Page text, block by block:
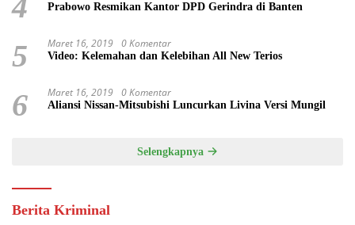
Prabowo Resmikan Kantor DPD Gerindra di Banten
5 Maret 16, 2019 0 Komentar
Video: Kelemahan dan Kelebihan All New Terios
6 Maret 16, 2019 0 Komentar
Aliansi Nissan-Mitsubishi Luncurkan Livina Versi Mungil
Selengkapnya
Berita Kriminal